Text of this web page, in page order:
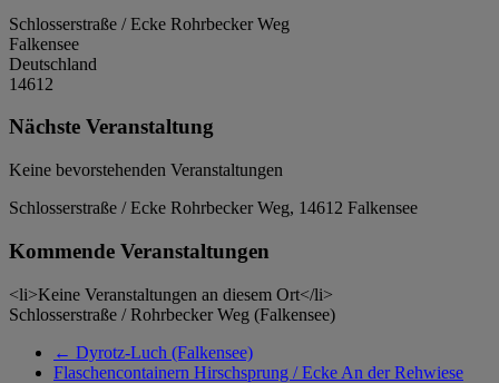
Schlosserstraße / Ecke Rohrbecker Weg
Falkensee
Deutschland
14612
Nächste Veranstaltung
Keine bevorstehenden Veranstaltungen
Schlosserstraße / Ecke Rohrbecker Weg, 14612 Falkensee
Kommende Veranstaltungen
<li>Keine Veranstaltungen an diesem Ort</li>
Schlosserstraße / Rohrbecker Weg (Falkensee)
← Dyrotz-Luch (Falkensee)
Flaschencontainern Hirschsprung / Ecke An der Rehwiese